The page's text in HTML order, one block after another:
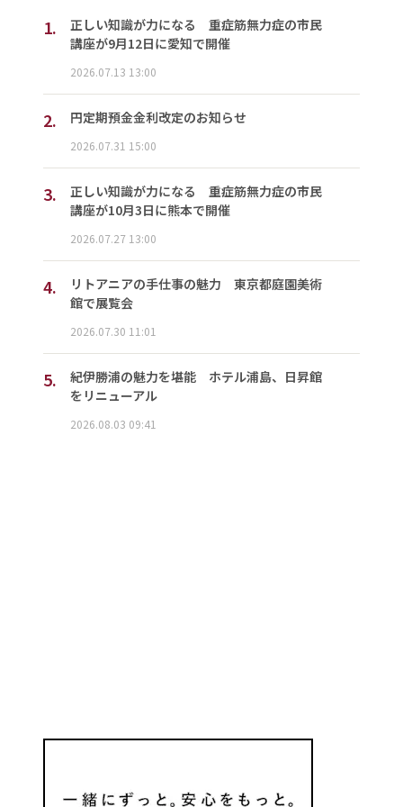
1.
正しい知識が力になる 重症筋無力症の市民
講座が9月12日に愛知で開催
2026.07.13 13:00
2. 円定期預金金利改定のお知らせ
2026.07.31 15:00
3.
正しい知識が力になる 重症筋無力症の市民
講座が10月3日に熊本で開催
2026.07.27 13:00
4.
リトアニアの手仕事の魅力 東京都庭園美術
館で展覧会
2026.07.30 11:01
5.
紀伊勝浦の魅力を堪能 ホテル浦島、日昇館
をリニューアル
2026.08.03 09:41